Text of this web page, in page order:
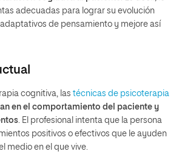
adecuadas para lograr su evolución
de pensamiento y mejore así
cognitiva, las técnicas de psicoterapia
en el comportamiento del paciente y
. El profesional intenta que la persona
positivos o efectivos que le ayuden
medio en el que vive.